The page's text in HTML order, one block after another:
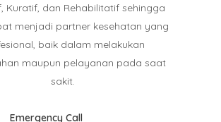
Kuratif, dan Rehabilitatif sehingga
menjadi partner kesehatan yang
baik dalam melakukan
maupun pelayanan pada saat
sakit.
Emergency Call